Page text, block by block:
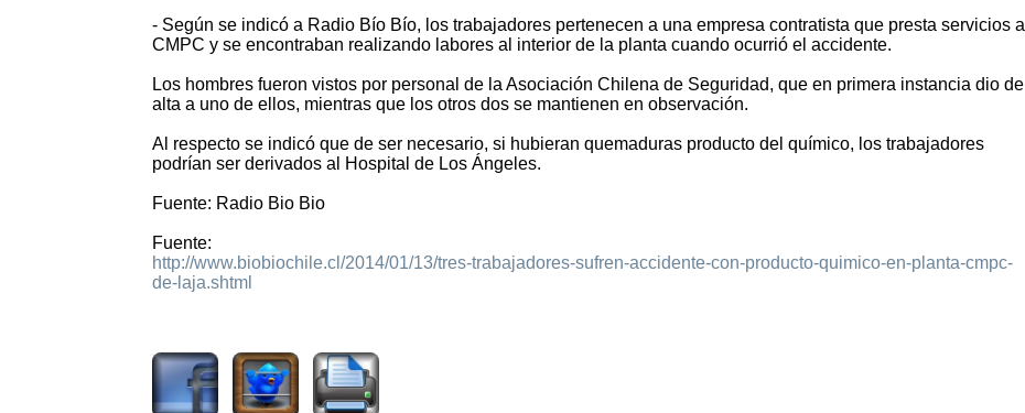
- Según se indicó a Radio Bío Bío, los trabajadores pertenecen a una empresa contratista que presta servicios a
CMPC y se encontraban realizando labores al interior de la planta cuando ocurrió el accidente.
Los hombres fueron vistos por personal de la Asociación Chilena de Seguridad, que en primera instancia dio de
alta a uno de ellos, mientras que los otros dos se mantienen en observación.
Al respecto se indicó que de ser necesario, si hubieran quemaduras producto del químico, los trabajadores
podrían ser derivados al Hospital de Los Ángeles.
Fuente: Radio Bio Bio
Fuente:
http://www.biobiochile.cl/2014/01/13/tres-trabajadores-sufren-accidente-con-producto-quimico-en-planta-cmpc-
de-laja.shtml